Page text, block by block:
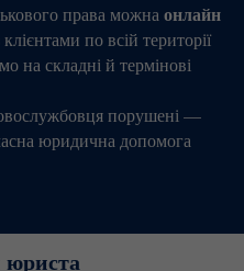
права можна онлайн
по всій території
на складні й термінові
порушені —
юридична допомога
юриста